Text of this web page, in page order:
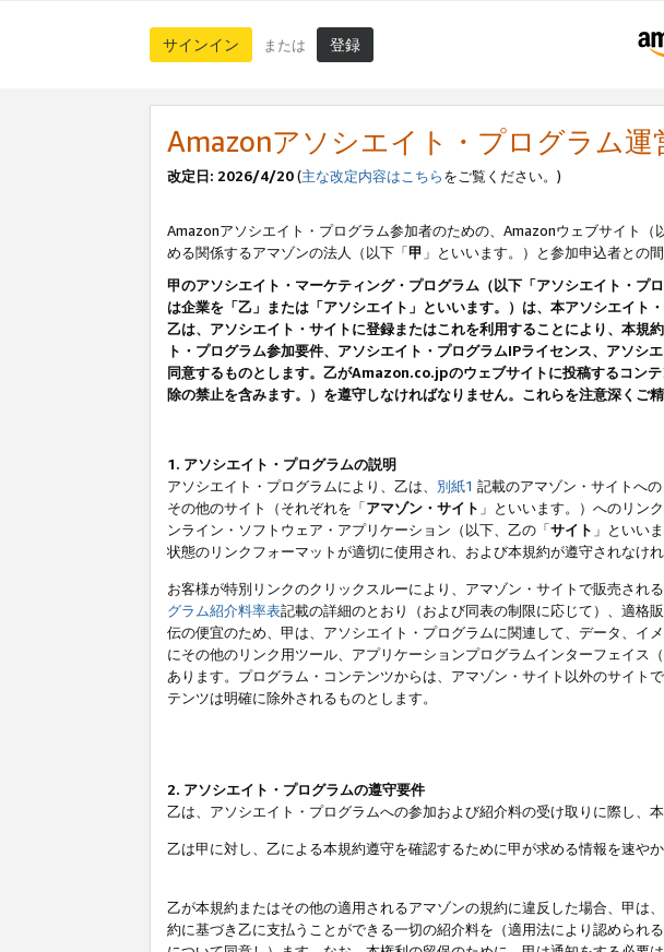
サインイン または 登録
Amazonアソシエイト・プログラム運
改定日: 2026/4/20(主な改定内容はこちらをご覧ください。)
Amazonアソシエイト・プログラム参加者のための、Amazonウェブサイト（
める関係するアマゾンの法人（以下「甲 」といいます。）と参加申込者との
甲のアソシエイト・マーケティング・プログラム（以下「アソシエイト・プ
は企業を「乙」または「アソシエイト」といいます。）は、本アソシエイト
乙は、アソシエイト・サイトに登録またはこれを利用することにより、本規
ト・プログラム参加要件、アソシエイト・プログラムIPライセンス、アソ
同意するものとします。乙がAmazon.co.jpのウェブサイトに投稿するコン
除の禁止を含みます。）を遵守しなければなりません。これらを注意深くご精
1. アソシエイト・プログラムの説明
アソシエイト・プログラムにより、乙は、 別紙1 記載のアマゾン・サイトへ
その他のサイト（それぞれを「アマゾン・サイト 」といいます。）へのリン
ンライン・ソフトウェア・アプリケーション（以下、乙の「サイト 」といい
状態のリンクフォーマットが適切に使用され、および本規約が遵守されなけ
お客様が特別リンクのクリックスルーにより、アマゾン・サイトで販売され
グラム紹介料率表記載の詳細のとおり（および同表の制限に応じて）、適格
伝の便宜のため、甲は、アソシエイト・プログラムに関連して、データ、
にその他のリンク用ツール、アプリケーションプログラムインターフェイス
あります。プログラム・コンテンツからは、アマゾン・サイト以外のサイト
テンツは明確に除外されるものとします。
2. アソシエイト・プログラムの遵守要件
乙は、アソシエイト・プログラムへの参加および紹介料の受け取りに際し、
乙は甲に対し、乙による本規約遵守を確認するために甲が求める情報を速や
乙が本規約またはその他の適用されるアマゾンの規約に違反した場合、甲
約に基づき乙に支払うことができる一切の紹介料を（適用法により認められ